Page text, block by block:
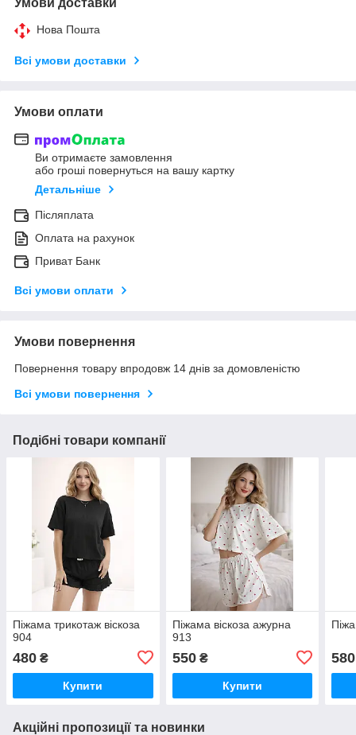
Нова Пошта
Всі умови доставки
Умови оплати
Ви отримаєте замовлення
або гроші повернуться на вашу картку
Детальніше
Післяплата
Оплата на рахунок
Приват Банк
Всі умови оплати
Умови повернення
Повернення товару впродовж 14 днів за домовленістю
Всі умови повернення
Подібні товари компанії
Піжама трикотаж віскоза
904
480 ₴
Купити
Піжама віскоза ажурна
913
550₴
Купити
580
Акційні пропозиції та новинки